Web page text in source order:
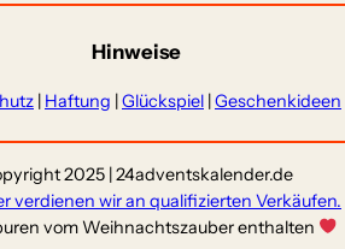
Hinweise
| Haftung |Glückspiel |Geschenkideen
2025 | 24adventskalender.de
verdienen wir an qualifizierten Verkäufen.
vom Weihnachtszauber enthalten